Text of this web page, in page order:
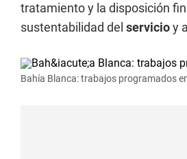
tratamiento y la disposición
sustentabilidad del servicioy
Bahía Blanca: trabajos programados